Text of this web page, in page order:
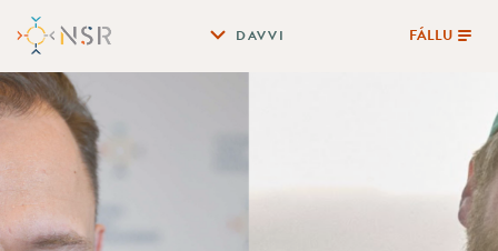
DAVVI FÁLLU